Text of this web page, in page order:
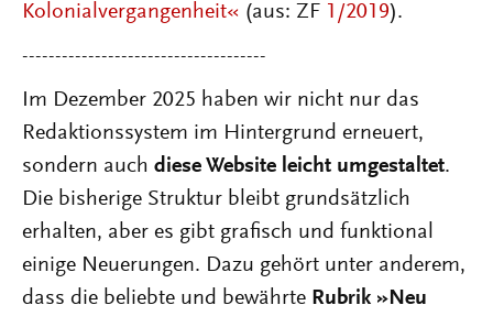
Kolonialvergangenheit« (aus: ZF 1/2019).
-------------------------------------
Im Dezember 2025 haben wir nicht nur das
Redaktionssystem im Hintergrund erneuert,
sondern auch diese Website leicht umgestaltet.
Die bisherige Struktur bleibt grundsätzlich
erhalten, aber es gibt grafisch und funktional
einige Neuerungen. Dazu gehört unter anderem,
dass die beliebte und bewährte Rubrik »Neu